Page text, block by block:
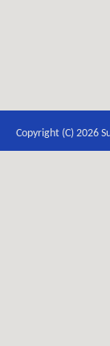
Copyright (C) 2026